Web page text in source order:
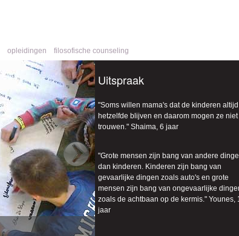
opleidingen filosofische counseling
Uitspraak
"Soms willen mama's dat de kinderen altijd
hetzelfde blijven en daarom mogen ze niet
trouwen." Shaima, 6 jaar
"Grote mensen zijn bang van andere
dan kinderen. Kinderen zijn bang van
gevaarlijke dingen zoals auto's en grote
mensen zijn bang van ongevaarlijke
zoals de achtbaan op de kermis." Younes,
jaar